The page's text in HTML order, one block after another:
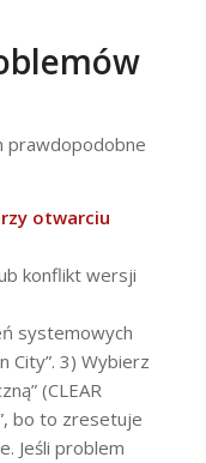
prawdopodobne
otwarciu
konflikt wersji
systemowych
City”. 3) Wybierz
(CLEAR
bo to zresetuje
Jeśli problem